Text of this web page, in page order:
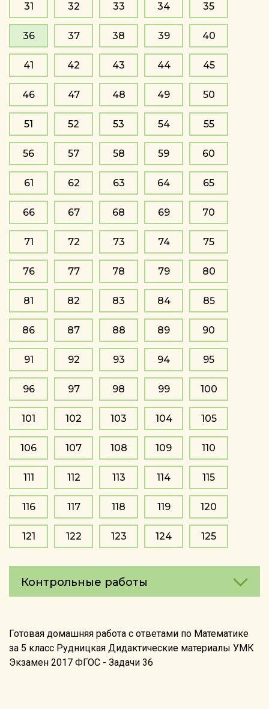
31 32 33 34 35
36 37 38 39 40
41 42 43 44 45
46 47 48 49 50
51 52 53 54 55
56 57 58 59 60
61 62 63 64 65
66 67 68 69 70
71 72 73 74 75
76 77 78 79 80
81 82 83 84 85
86 87 88 89 90
91 92 93 94 95
96 97 98 99 100
101 102 103 104 105
106 107 108 109 110
111 112 113 114 115
116 117 118 119 120
121 122 123 124 125
Контрольные работы
Готовая домашняя работа с ответами по Математике
за 5 класс Рудницкая Дидактические материалы УМК
Экзамен 2017 ФГОС - Задачи 36